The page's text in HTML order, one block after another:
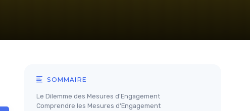
SOMMAIRE
Le Dilemme des Mesures d'Engagement
Comprendre les Mesures d'Engagement